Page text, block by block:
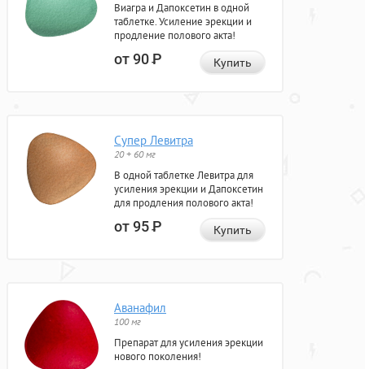
Виагра и Дапоксетин в одной
таблетке. Усиление эрекции и
продление полового акта!
от 90Р Купить
Супер Левитра
20 + 60 мг
В одной таблетке Левитра для
усиления эрекции и Дапоксетин
для продления полового акта!
от 95Р Купить
Аванафил
100 мг
Препарат для усиления эрекции
нового поколения!